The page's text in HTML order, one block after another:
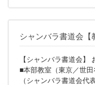
シャンバラ書道会【
【シャンバラ書道会】
■本部教室（東京／世
（シャンバラ書道会代